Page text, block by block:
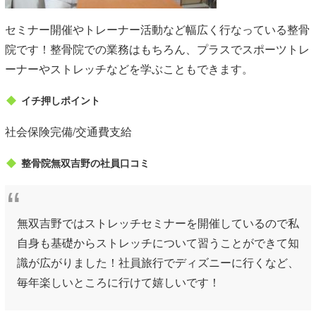
セミナー開催やトレーナー活動など幅広く行なっている整骨
院です！整骨院での業務はもちろん、プラスでスポーツトレ
ーナーやストレッチなどを学ぶこともできます。
イチ押しポイント
社会保険完備/交通費支給
整骨院無双吉野の社員口コミ
無双吉野ではストレッチセミナーを開催しているので私
自身も基礎からストレッチについて習うことができて知
識が広がりました！社員旅行でディズニーに行くなど、
毎年楽しいところに行けて嬉しいです！